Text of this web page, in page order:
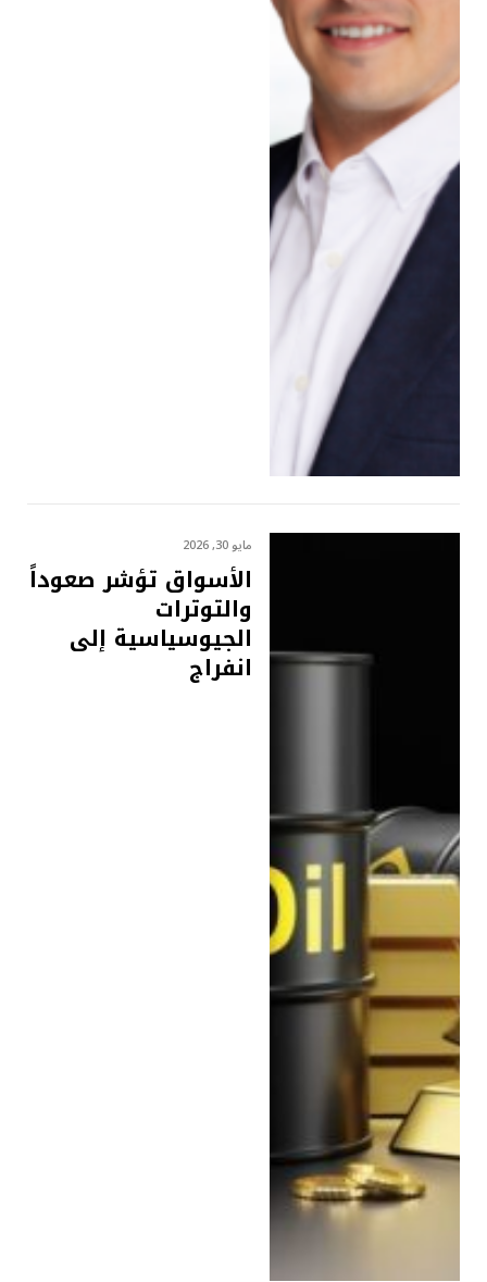
مايو 30, 2026
الأسواق تؤشر صعوداً
والتوترات
الجيوسياسية إلى
انفراج